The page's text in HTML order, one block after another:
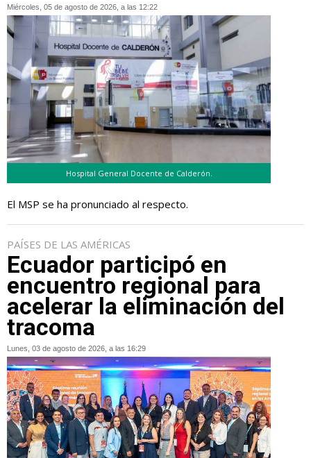
Miércoles, 05 de agosto de 2026, a las 12:22
Hospital General Docente de Calderón.
El MSP se ha pronunciado al respecto.
PAÍSES DE LAS AMÉRICAS
Ecuador participó en
encuentro regional para
acelerar la eliminación del
tracoma
Lunes, 03 de agosto de 2026, a las 16:29